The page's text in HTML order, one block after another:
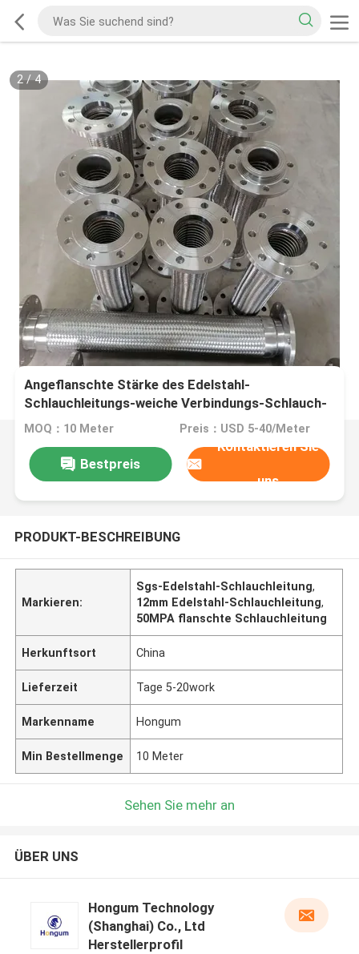
2/4
Angeflanschte Stärke des Edelstahl-
Schlauchleitungs-weiche Verbindungs-Schlauch-
3-12mm
MOQ：10 Meter Preis：USD 5-40/Meter
Bestpreis
Kontaktieren Sie
uns
PRODUKT-BESCHREIBUNG
Markieren:
Sgs-Edelstahl-Schlauchleitung,
12mm Edelstahl-Schlauchleitung,
50MPA flanschte Schlauchleitung
Herkunftsort China
Lieferzeit Tage 5-20work
Markenname Hongum
Min Bestellmenge 10 Meter
Sehen Sie mehr an
ÜBER UNS
Hongum Technology
(Shanghai) Co., Ltd
Herstellerprofil